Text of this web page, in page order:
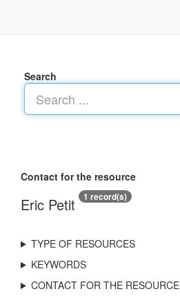
Search
Contact for the resource
Eric Petit 1 record(s)
TYPE OF RESOURCES
KEYWORDS
CONTACT FOR THE RESOURCE